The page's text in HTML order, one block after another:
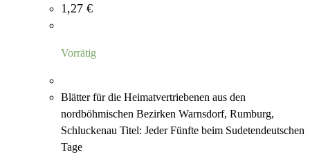
1,27 €
Vorrätig
Blätter für die Heimatvertriebenen aus den
nordböhmischen Bezirken Warnsdorf, Rumburg,
Schluckenau Titel: Jeder Fünfte beim Sudetendeutschen
Tage